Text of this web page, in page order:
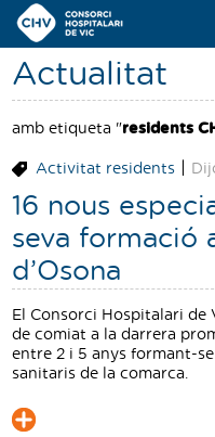
Navegació
principal
Actualitat
Coneix el Consorci
Especialitats
Oferta de places
Ser resident
Contacte
Cercador
Actualitat
amb etiqueta "residents
Activitat residents|
16 nous
seva formació
d’Osona
El Consorci Hospitalari de
de comiat a la darrera
entre 2 i 5 anys formant-
sanitaris de la comarca.